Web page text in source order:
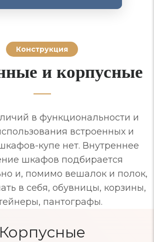
Конструкция
и корпусные
в функциональности и
встроенных и
купе нет. Внутреннее
шкафов подбирается
и, помимо вешалок и полок,
в себя, обувницы, корзины,
пантографы.
Корпусные